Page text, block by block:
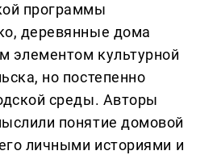
программы
деревянные дома
элементом культурной
но постепенно
среды. Авторы
понятие домовой
личными историями и